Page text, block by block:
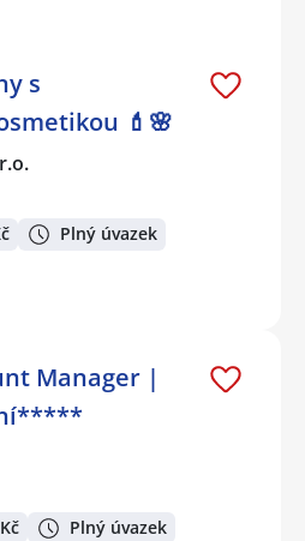
s
💄🌸
Plný úvazek
Manager |
Plný úvazek